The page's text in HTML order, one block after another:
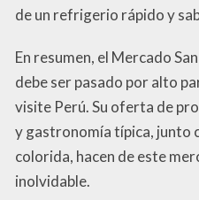
de un refrigerio rápido y
En resumen, el Mercado
debe ser pasado por alto
visite Perú. Su oferta de
y gastronomía típica, junto
colorida, hacen de este
inolvidable.